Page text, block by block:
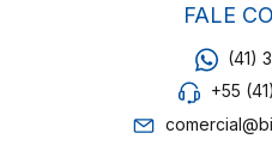
FALE
(41)
+55